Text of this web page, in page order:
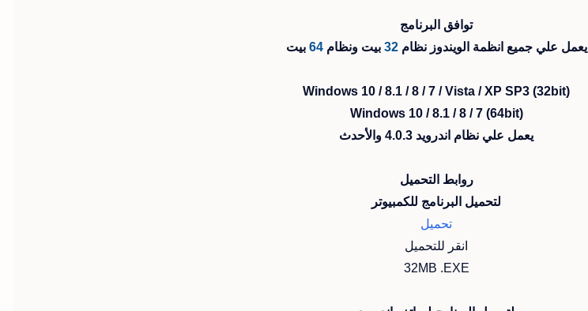
توافق البرنامج
يعمل علي جميع انظمة الويندوز نظام32 بيت ونظام64 بيت
(Windows 10 / 8.1 / 8 / 7 / Vista / XP SP3 (32bit
(Windows 10 / 8.1 / 8 / 7 (64bit
يعمل علي نظام اندرويد 4.0.3 والأحدث
روابط التحميل
لتحميل البرنامج للكمبيوتر
تحميل
انقر للتحميل
32MB .EXE